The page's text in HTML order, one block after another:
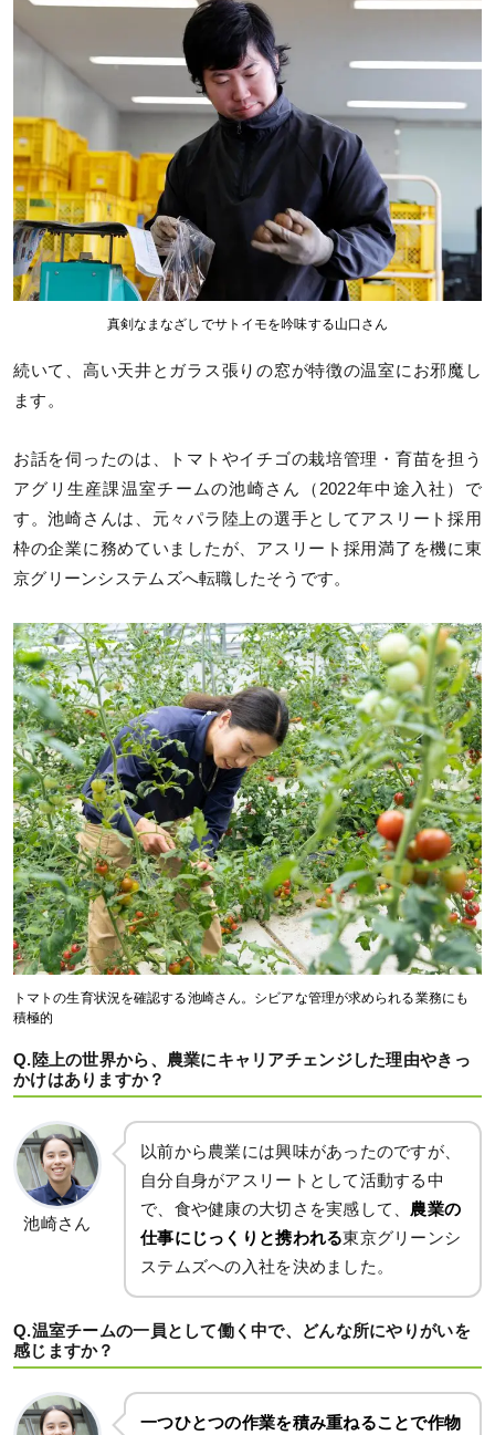
真剣なまなざしでサトイモを吟味する山口さん
続いて、高い天井とガラス張りの窓が特徴の温室にお邪魔し
ます。
お話を伺ったのは、トマトやイチゴの栽培管理・育苗を担う
アグリ生産課温室チームの池崎さん（2022年中途入社）で
す。池崎さんは、元々パラ陸上の選手としてアスリート採用
枠の企業に務めていましたが、アスリート採用満了を機に東
京グリーンシステムズへ転職したそうです。
トマトの生育状況を確認する池崎さん。シビアな管理が求められる業務にも
積極的
Q.陸上の世界から、農業にキャリアチェンジした理由やきっ
かけはありますか？
池崎さん
以前から農業には興味があったのですが、
自分自身がアスリートとして活動する中
で、食や健康の大切さを実感して、 農業の
仕事にじっくりと携われる東京グリーンシ
ステムズへの入社を決めました。
Q.温室チームの一員として働く中で、どんな所にやりがいを
感じますか？
一つひとつの作業を積み重ねることで作物